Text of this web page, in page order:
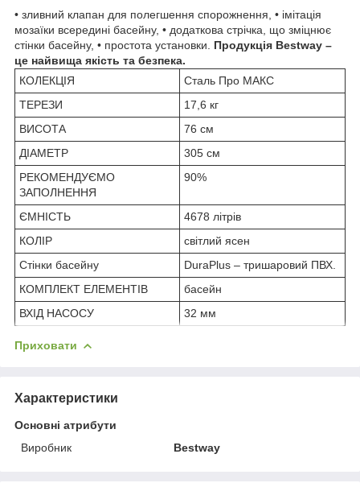
• зливний клапан для полегшення спорожнення, • імітація
мозаїки всередині басейну, • додаткова стрічка, що зміцнює
стінки басейну, • простота установки. Продукція Bestway –
це найвища якість та безпека.
КОЛЕКЦІЯ
Сталь Про МАКС
ТЕРЕЗИ
17,6 кг
ВИСОТА
76 см
ДІАМЕТР
305 см
РЕКОМЕНДУЄМО
ЗАПОЛНЕННЯ
90%
ЄМНІСТЬ
4678 літрів
КОЛІР
світлий ясен
Стінки басейну
DuraPlus – тришаровий ПВХ.
КОМПЛЕКТ ЕЛЕМЕНТІВ
басейн
ВХІД НАСОСУ
32 мм
Приховати
Характеристики
Основні атрибути
Виробник
Bestway